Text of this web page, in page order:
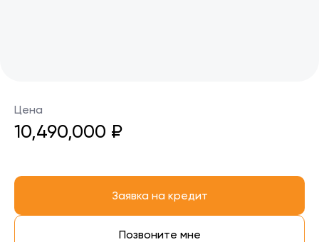
Цена
10,490,000 ₽
Заявка на кредит
Позвоните мне